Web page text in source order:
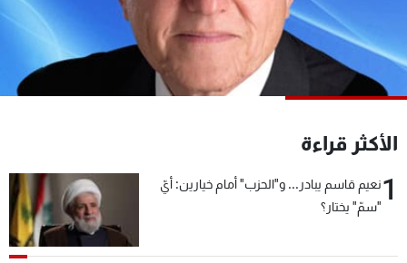
الأكثر قراءة
1نعيم قاسم يبادر... و"الحزب" أمام خيارين: أيّ
"سمّ" يختار؟
شاهد البرامج
الترددات
عن MTV
لاعلاناتكم
وظائف